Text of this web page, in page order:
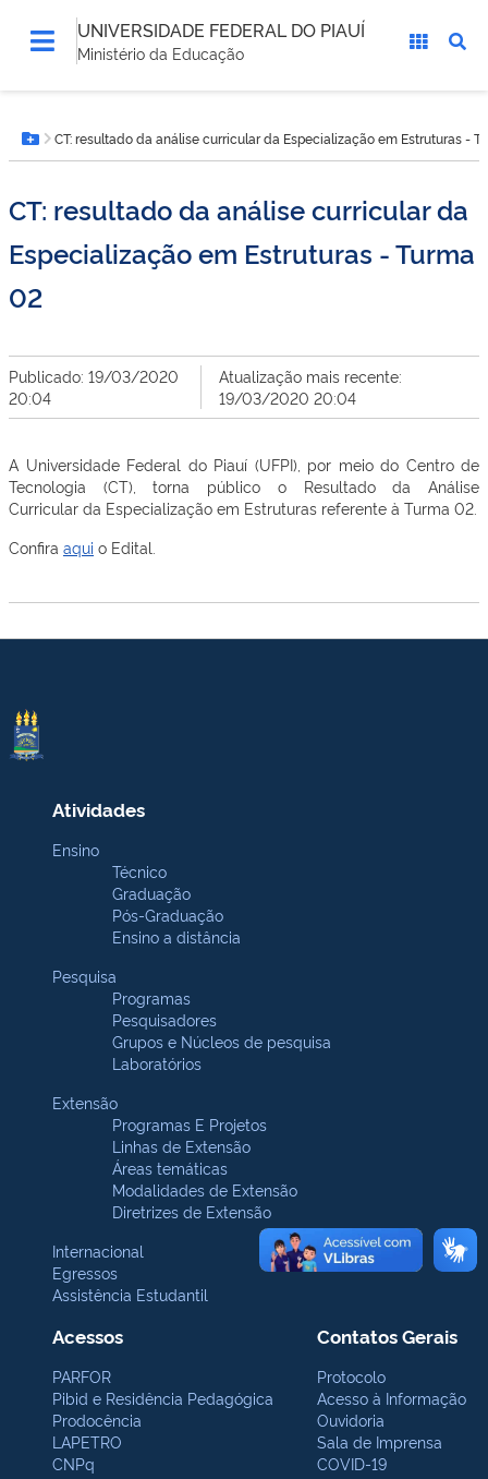
UNIVERSIDADE FEDERAL DO PIAUÍ
Ministério da Educação
está
aqui:Botão Menu
CT: resultado da análise curricular da Especialização em Estruturas -
CT: resultado da análise curricular da
Especialização em Estruturas - Turma
02
Publicado: 19/03/2020
20:04
Atualização mais recente:
19/03/2020 20:04
A Universidade Federal do Piauí (UFPI), por meio do Centro de
Tecnologia (CT), torna público o Resultado da Análise
Curricular da Especialização em Estruturas referente à Turma 02.
Confira aqui o Edital.
Atividades
Ensino
Técnico
Graduação
Pós-Graduação
Ensino a distância
Pesquisa
Programas
Pesquisadores
Grupos e Núcleos de pesquisa
Laboratórios
Extensão
Programas E Projetos
Linhas de Extensão
Áreas temáticas
Modalidades de Extensão
Diretrizes de Extensão
Internacional
Egressos
Assistência Estudantil
Acessos
PARFOR
Pibid e Residência Pedagógica
Prodocência
LAPETRO
CNPq
Contatos Gerais
Protocolo
Acesso à Informação
Ouvidoria
Sala de Imprensa
COVID-19